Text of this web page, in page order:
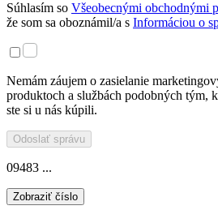
Súhlasím so Všeobecnými obchodnými
že som sa oboznámil/a s Informáciou o
Nemám záujem o zasielanie
produktoch a službách podobných tým,
ste si u nás kúpili.
Odoslať správu
09483 ...
Zobraziť číslo